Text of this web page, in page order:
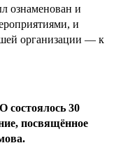
ознаменован и
и
организации — к
состоялось 30
посвящённое